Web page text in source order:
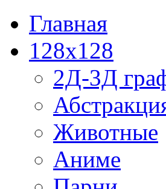
Главная
128x128
2Д-3Д
Животные
Аниме